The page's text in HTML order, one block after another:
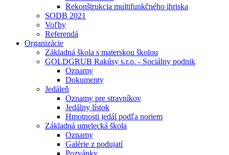
Rekonštrukcia multifunkčného ihriska
SODB 2021
Voľby
Referendá
Organizácie
Základná škola s materskou školou
GOLDGRUB Rakúsy s.r.o. - Sociálny podnik
Oznamy
Dokumenty
Jedáleň
Oznamy pre stravníkov
Jedálny lístok
Hmotnosti jedál podľa noriem
Základná umelecká škola
Oznamy
Galérie z podujatí
Pozvánky